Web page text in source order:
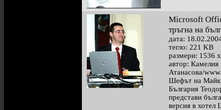
Microsoft
тръгна на
дата:
тегло: 221 KB
размери: 1536
автор: Камелия
Атанасова/
Шефът на
България
представи
версия в хотел